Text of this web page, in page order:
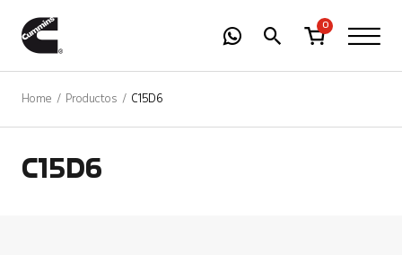
0
Home Productos C15D6
C15D6